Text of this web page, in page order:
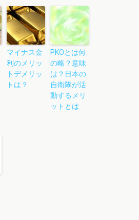
マイナス金
利のメリッ
トデメリッ
トは？
PKOとは何
の略？意味
は？日本の
自衛隊が活
動するメリ
ットとは